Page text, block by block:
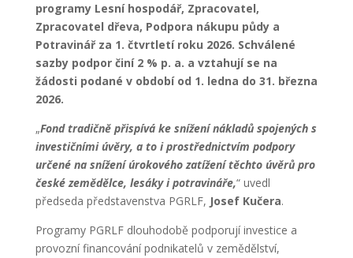
programy Lesní hospodář, Zpracovatel,
Zpracovatel dřeva, Podpora nákupu půdy a
Potravinář za 1. čtvrtletí roku 2026. Schválené
sazby podpor činí 2 % p. a. a vztahují se na
žádosti podané v období od 1. ledna do 31. března
2026.
„Fond tradičně přispívá ke snížení nákladů spojených s
investičními úvěry, a to i prostřednictvím podpory
určené na snížení úrokového zatížení těchto úvěrů pro
české zemědělce, lesáky i potravináře,“ uvedl
předseda představenstva PGRLF, Josef Kučera.
Programy PGRLF dlouhodobě podporují investice a
provozní financování podnikatelů v zemědělství,